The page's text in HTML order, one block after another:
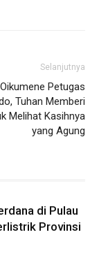
Selanjutnya
Petugas
Tuhan Memberi
Melihat Kasihnya
yang Agung
di Pulau
Provinsi